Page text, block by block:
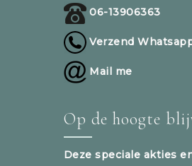
06-13906363
Verzend
Mail me
Op de hoogte
Deze speciale akties